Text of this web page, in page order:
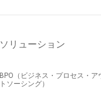
ソリューション
BPO（ビジネス・プロセス・ア
トソーシング）